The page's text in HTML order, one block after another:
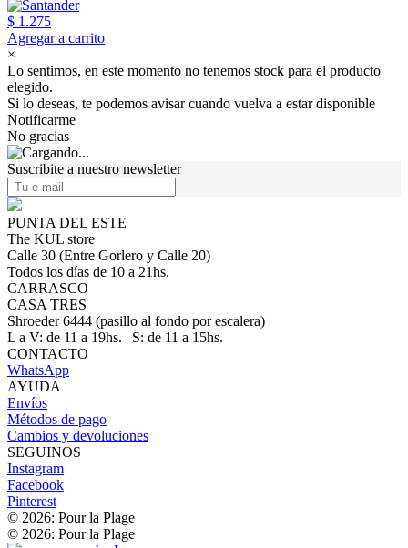
$ 1.275
Agregar a carrito
×
Lo sentimos, en este momento no tenemos stock para el producto
elegido.
Si lo deseas, te podemos avisar cuando vuelva a estar disponible
Notificarme
No gracias
Suscribite a nuestro newsletter
PUNTA DEL ESTE
The KUL store
Calle 30 (Entre Gorlero y Calle 20)
Todos los días de 10 a 21hs.
CARRASCO
CASA TRES
Shroeder 6444 (pasillo al fondo por escalera)
L a V: de 11 a 19hs. | S: de 11 a 15hs.
CONTACTO
WhatsApp
AYUDA
Envíos
Métodos de pago
Cambios y devoluciones
SEGUINOS
Instagram
Facebook
Pinterest
© 2026: Pour la Plage
© 2026: Pour la Plage